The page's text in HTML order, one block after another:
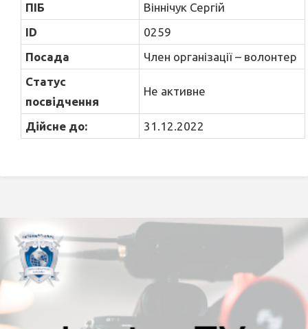
ПІБ
Віннічук Сергій
ID
0259
Посада
Член організації – волонтер
Статус
посвідчення
Не активне
Дійсне до: 31.12.2022